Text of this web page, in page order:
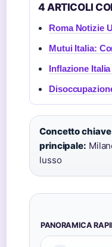
4 ARTICOLI
Roma Notizie
Mutui Italia:
Inflazione
Concetto
principale:
lusso
PANORAMICA